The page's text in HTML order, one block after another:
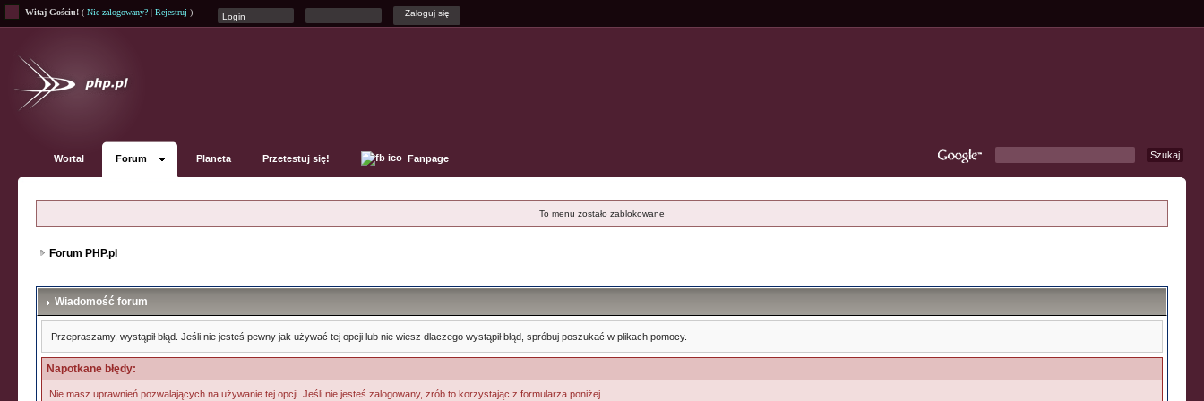
Witaj Gościu! ( Nie zalogowany? | Rejestruj )
Wortal Forum Planeta Przetestuj się! Fanpage
To menu zostało zablokowane
Forum PHP.pl
Wiadomość forum
Przepraszamy, wystąpił błąd. Jeśli nie jesteś pewny jak używać tej opcji lub nie wiesz dlaczego wystąpił błąd, spróbuj poszukać w plikach pomocy.
Napotkane błędy:
Nie masz uprawnień pozwalających na używanie tej opcji. Jeśli nie jesteś zalogowany, zrób to korzystając z formularza poniżej.